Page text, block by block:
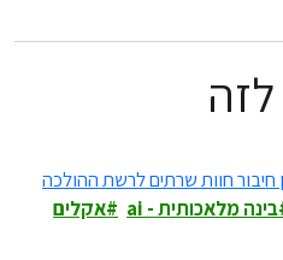
בינה מלאכותית - ai
אקלים